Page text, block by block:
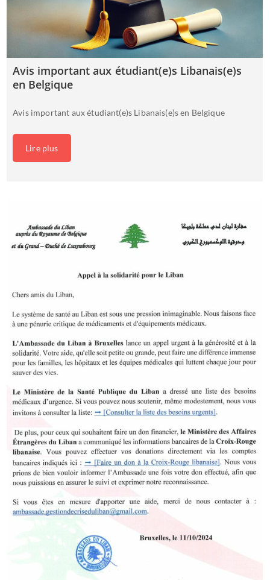
Avis important aux étudiant(e)s Libanais(e)s
en Belgique
Avis important aux étudiant(e)s Libanais(e)s en Belgique
Lire plus